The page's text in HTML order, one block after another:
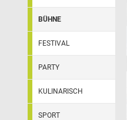
BÜHNE
FESTIVAL
PARTY
KULINARISCH
SPORT